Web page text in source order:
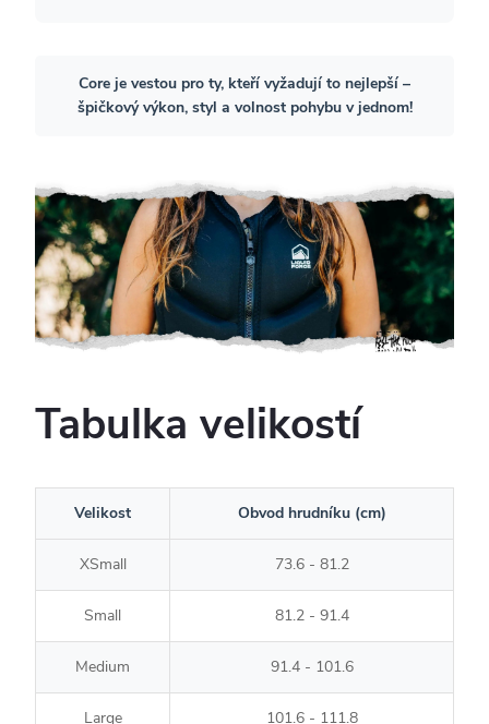
Core je vestou pro ty, kteří vyžadují to nejlepší –
špičkový výkon, styl a volnost pohybu v jednom!
Tabulka velikostí
Velikost Obvod hrudníku (cm)
XSmall 73.6 - 81.2
Small 81.2 - 91.4
Medium 91.4 - 101.6
Large 101.6 - 111.8